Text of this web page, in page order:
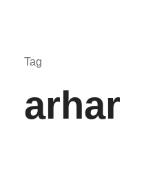
Tag
arhar